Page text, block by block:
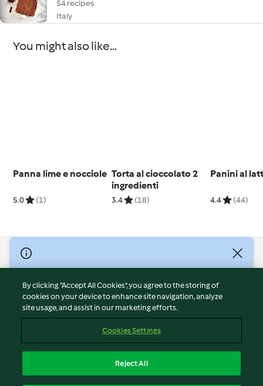
54 recipes
Italy
You might also like...
Panna lime e nocciole
5.0 (1)
Torta al cioccolato 2
ingredienti
3.4 (18)
Panini al
4.4 (44)
© Copyright 2026
Terms of Service
Privacy Policy
Disclaimer
Cookies
Withdraw Contract
By clicking “Accept All Cookies”, you agree to the storing of
cookies on your device to enhance site navigation, analyze
site usage, and assist in our marketing efforts.
Cookies Settings
Reject All